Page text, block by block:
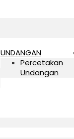
UNDANGAN
Percetakan
Undangan